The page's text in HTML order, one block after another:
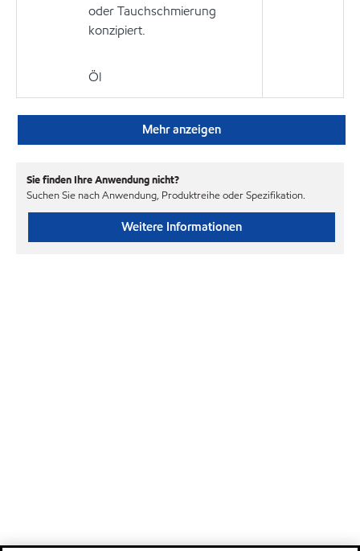
oder Tauchschmierung
konzipiert.
Öl
Mehr anzeigen
Sie finden Ihre Anwendung nicht?
Suchen Sie nach Anwendung, Produktreihe oder Spezifikation.
Weitere Informationen